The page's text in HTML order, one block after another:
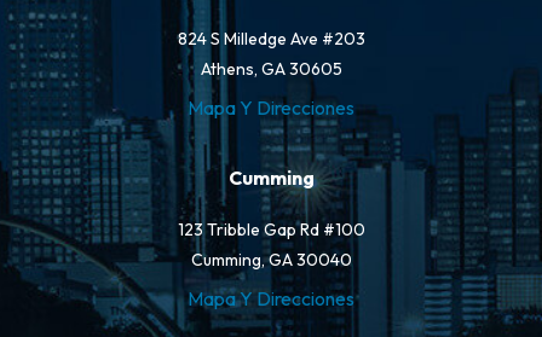
824 S Milledge Ave #203
Athens, GA 30605
Mapa Y Direcciones
Cumming
123 Tribble Gap Rd #100
Cumming, GA 30040
Mapa Y Direcciones